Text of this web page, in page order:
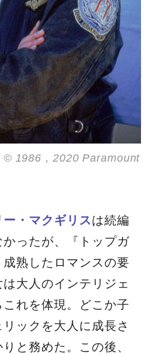
1986，2020 Paramount
ー・マクギリスは続編
ったが、『トップガ
熟したロマンスの要
大人のインテリジェ
れを体現。どこか子
ックを大人に成長さ
と務めた。この後、